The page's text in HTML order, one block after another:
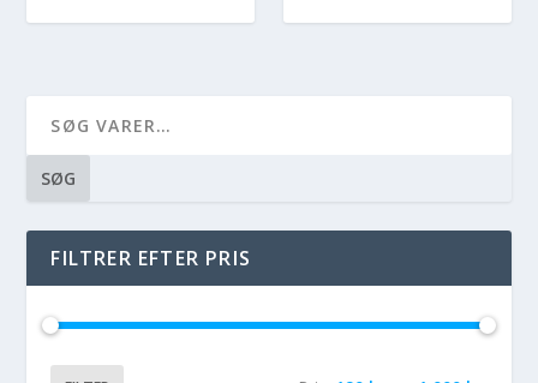
SØG
FILTRER EFTER PRIS